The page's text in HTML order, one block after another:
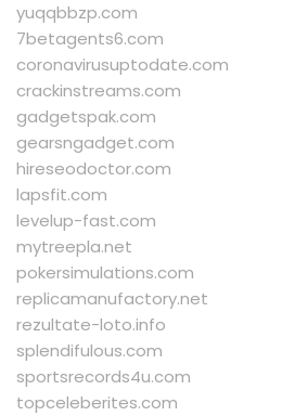
yuqqbbzp.com
7betagents6.com
coronavirusuptodate.com
crackinstreams.com
gadgetspak.com
gearsngadget.com
hireseodoctor.com
lapsfit.com
levelup-fast.com
mytreepla.net
pokersimulations.com
replicamanufactory.net
rezultate-loto.info
splendifulous.com
sportsrecords4u.com
topceleberites.com